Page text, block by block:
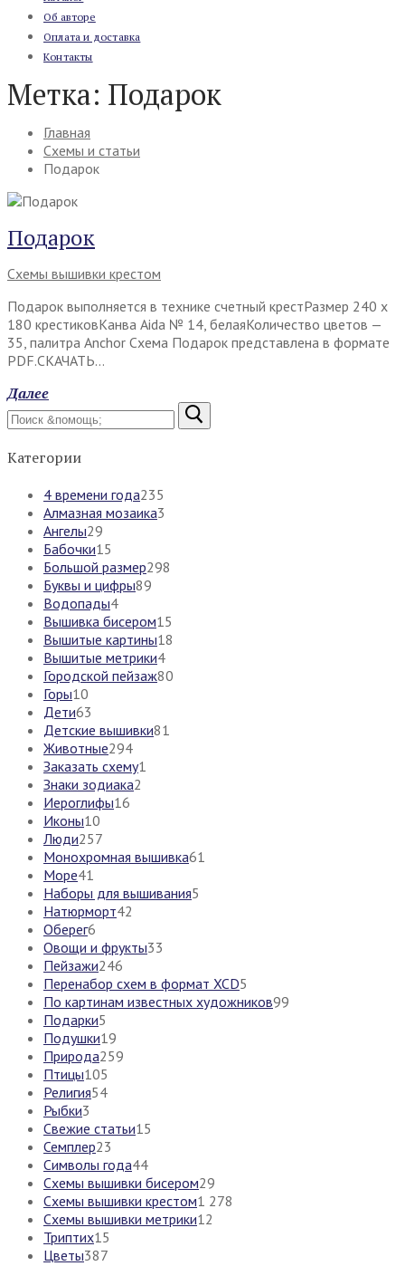
Об авторе
Оплата и доставка
Контакты
Метка: Подарок
Главная
Схемы и статьи
Подарок
Подарок
Схемы вышивки крестом
Подарок выполняется в технике счетный крестРазмер 240 х
180 крестиковКанва Aida № 14, белаяКоличество цветов —
35, палитра Anchor Схема Подарок представлена в формате
PDF.СКАЧАТЬ…
Далее
Найти:
Категории
4 времени года235
Алмазная мозаика3
Ангелы29
Бабочки15
Большой размер298
Буквы и цифры89
Водопады4
Вышивка бисером15
Вышитые картины18
Вышитые метрики4
Городской пейзаж80
Горы10
Дети63
Детские вышивки81
Животные294
Заказать схему1
Знаки зодиака2
Иероглифы16
Иконы10
Люди257
Монохромная вышивка61
Море41
Наборы для вышивания5
Натюрморт42
Оберег6
Овощи и фрукты33
Пейзажи246
Перенабор схем в формат XCD5
По картинам известных художников99
Подарки5
Подушки19
Природа259
Птицы105
Религия54
Рыбки3
Свежие статьи15
Семплер23
Символы года44
Схемы вышивки бисером29
Схемы вышивки крестом1 278
Схемы вышивки метрики12
Триптих15
Цветы387